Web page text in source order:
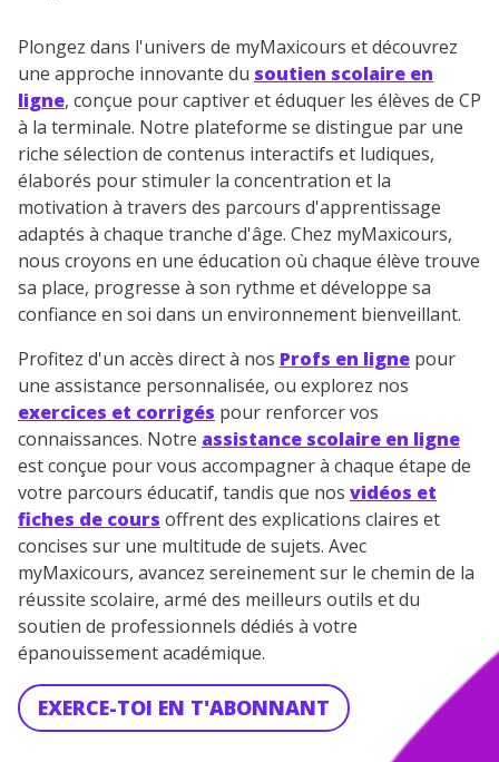
Plongez dans l'univers de myMaxicours et découvrez
une approche innovante du soutien scolaire en
ligne, conçue pour captiver et éduquer les élèves de CP
à la terminale. Notre plateforme se distingue par une
riche sélection de contenus interactifs et ludiques,
élaborés pour stimuler la concentration et la
motivation à travers des parcours d'apprentissage
adaptés à chaque tranche d'âge. Chez myMaxicours,
nous croyons en une éducation où chaque élève trouve
sa place, progresse à son rythme et développe sa
confiance en soi dans un environnement bienveillant.
Profitez d'un accès direct à nos Profs en ligne pour
une assistance personnalisée, ou explorez nos
exercices et corrigés pour renforcer vos
connaissances. Notre assistance scolaire en ligne
est conçue pour vous accompagner à chaque étape de
votre parcours éducatif, tandis que nos vidéos et
fiches de cours offrent des explications claires et
concises sur une multitude de sujets. Avec
myMaxicours, avancez sereinement sur le chemin de la
réussite scolaire, armé des meilleurs outils et du
soutien de professionnels dédiés à votre
épanouissement académique.
EXERCE-TOI EN T'ABONNANT
données à caractère personnel soient traitées par SEJER, sous
la marque myMaxicours, afin que SEJER puisse vous donner
accès au service de soutien scolaire pendant 24h. Pour en
savoir plus sur la gestion de vos données personnelles et
pour exercer vos droits, vous pouvez consulternotre
charte.
J’accepte de recevoir les actualités et des
communications de la part de
myMaxicours.
Votre adresse e-mail sera exclusivement utilisée pour
désinscrire à tout moment, à travers le lien de
désinscription présent dans chaque newsletter. Pour
en savoir plus sur la gestion de vos données
personnelles et pour exercer vos droits, vous pouvez
consulternotre charte.